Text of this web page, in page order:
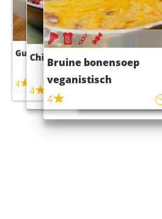
Guacamole
4
Chili con carne
4
Bruine bonensoep
veganistisch
4
Sushi rijstsalade
maaltijdsalade
4